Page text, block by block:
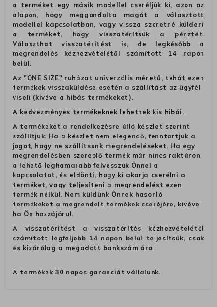
a terméket egy másik modellel cseréljük ki, azon az
alapon, hogy meggondolta magát a választott
modellel kapcsolatban, vagy vissza szeretné küldeni
a terméket, hogy visszatérítsük a pénztét.
Választhat visszatérítést is, de legkésőbb a
megrendelés kézhezvételétől számított 14 napon
belül.
Az "ONE SIZE" ruházat univerzális méretű, tehát ezen
termékek visszaküldése esetén a szállítást az ügyfél
viseli (kivéve a hibás termékeket).
A kedvezményes termékeknek lehetnek kis hibái.
A termékeket a rendelkezésre álló készlet szerint
szállítjuk. Ha a készlet nem elegendő, fenntartjuk a
jogot, hogy ne szállítsunk megrendeléseket. Ha egy
megrendelésben szereplő termék már nincs raktáron,
a lehető leghamarabb felvesszük Önnel a
kapcsolatot, és eldönti, hogy ki akarja cserélni a
terméket, vagy teljesíteni a megrendelést ezen
termék nélkül. Nem küldünk Önnek hasonló
termékeket a megrendelt termékek cseréjére, kivéve
ha Ön hozzájárul.
A visszatérítést a visszatérítés kézhezvételétől
számított legfeljebb 14 napon belül teljesítsük, csak
és kizárólag a megadott bankszámlára.
A termékek 30 napos garanciát vállalunk.